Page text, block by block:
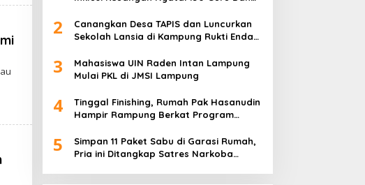
4
Hampir Rampung Berkat Program
TMMD (TNI Manunggal Membangun
5
Pria ini Ditangkap Satres Narkoba
Polres Lampung Tengah
Otomotif Terpopuler